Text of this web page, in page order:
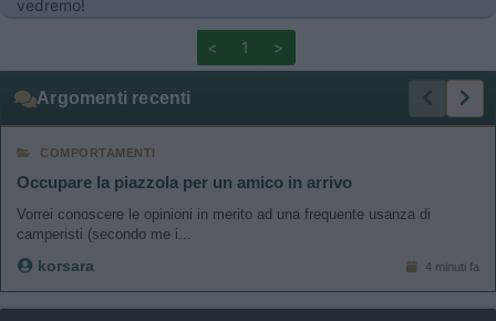
vedremo!
< 1 >
Argomenti recenti
COMPORTAMENTI
Occupare la piazzola per un amico in arrivo
Vorrei conoscere le opinioni in merito ad una frequente usanza di
camperisti (secondo me i...
korsara 4 minuti fa